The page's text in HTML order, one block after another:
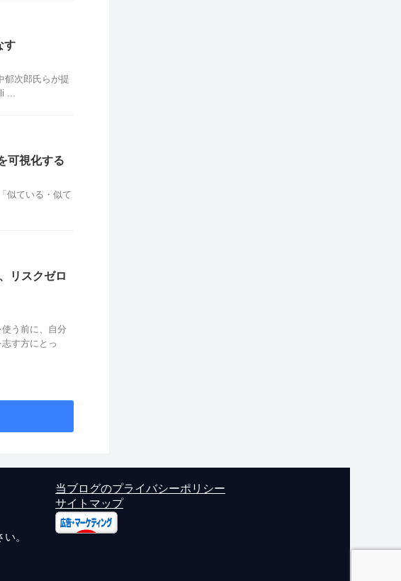
す
郁次郎氏らが提
...
可視化する
似ている・似て
リスクゼロ
う前に、自分
す方にとっ
。
当ブログのプライバシーポリシー
サイトマップ